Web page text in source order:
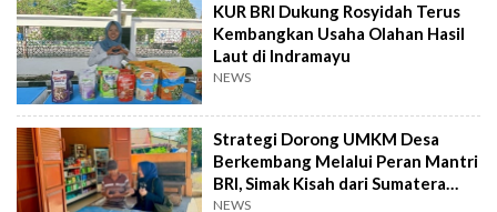
KUR BRI Dukung Rosyidah Terus
Kembangkan Usaha Olahan Hasil
Laut di Indramayu
NEWS
Strategi Dorong UMKM Desa
Berkembang Melalui Peran Mantri
BRI, Simak Kisah dari Sumatera
Utara Ini
NEWS